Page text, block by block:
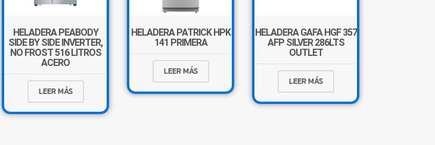
HELADERA PEABODY
SIDE BY SIDE INVERTER,
NO FROST 516 LITROS
ACERO
LEER MÁS
HELADERA PATRICK HPK
141 PRIMERA
LEER MÁS
HELADERA GAFA HGF 357
AFP SILVER 286LTS
OUTLET
LEER MÁS
Agregá un producto y aparecerá acá
automáticamente.